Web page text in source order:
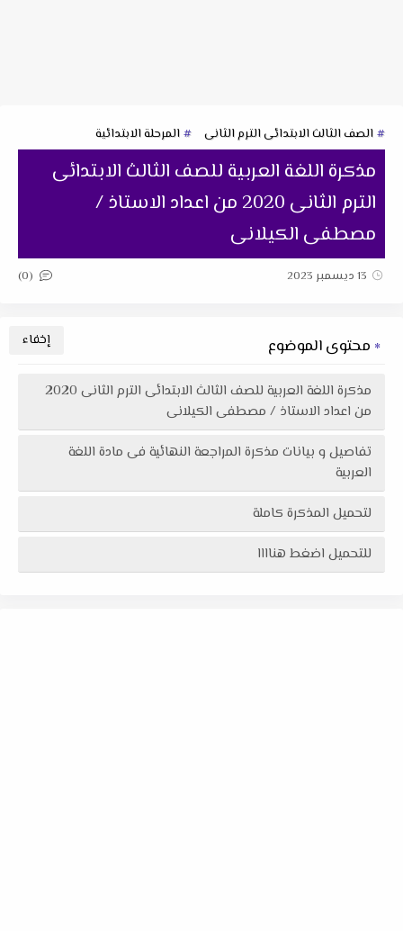
الصف الثالث الابتدائى الترم الثانى المرحلة الابتدائية
مذكرة اللغة العربية للصف الثالث الابتدائى
الترم الثانى 2020 من اعداد الاستاذ /
مصطفى الكيلانى
13 ديسمبر 2023 (0)
محتوى الموضوع
مذكرة اللغة العربية للصف الثالث الابتدائى الترم الثانى 2020
من اعداد الاستاذ / مصطفى الكيلانى
تفاصيل و بيانات مذكرة المراجعة النهائية فى مادة اللغة
العربية
لتحميل المذكرة كاملة
للتحميل اضغط هناااا